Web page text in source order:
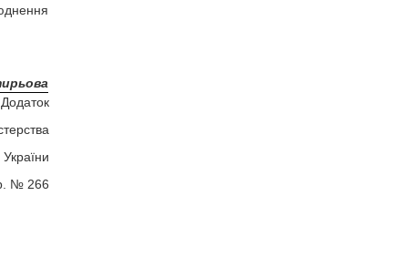
Додаток
№ 266